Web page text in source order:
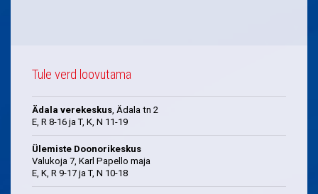
Tule verd loovutama
Ädala verekeskus, Ädala tn 2
E, R 8-16 ja T, K, N 11-19
Ülemiste Doonorikeskus
Valukoja 7, Karl Papello maja
E, K, R 9-17 ja T, N 10-18